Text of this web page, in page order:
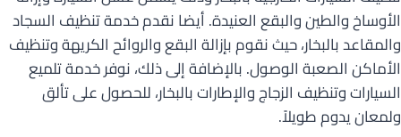
الأوساخ والطين والبقع العنيدة. أيضا نقدم خدمة تنظيف السجاد
والمقاعد بالبخار، حيث نقوم بإزالة البقع والروائح الكريهة وتنظيف
الأماكن الصعبة الوصول. بالإضافة إلى ذلك، نوفر خدمة تلميع
السيارات وتنظيف الزجاج والإطارات بالبخار، للحصول على تألق
ولمعان يدوم طويلاً.